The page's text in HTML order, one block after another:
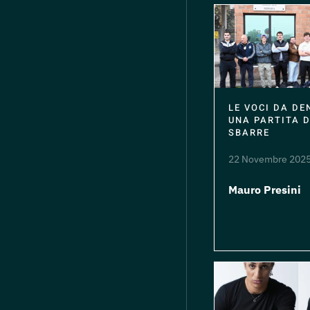
LE VOCI DA
UNA PARTITA
SBARRE
22 Novembre
Mauro Presini